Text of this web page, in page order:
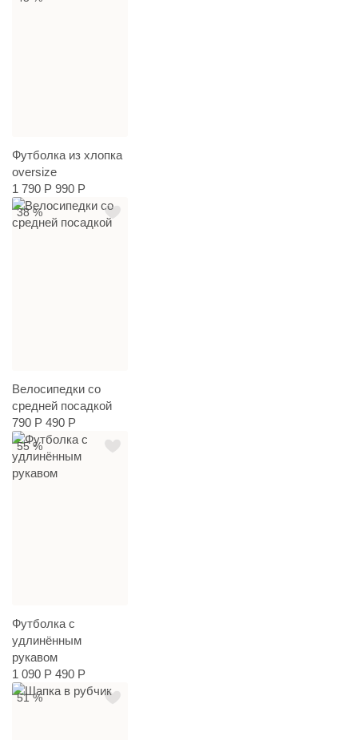
Футболка из хлопка
oversize
1 790 Р 990 Р
38 %
Велосипедки со
средней посадкой
790 Р 490 Р
55 %
Футболка с
удлинённым
рукавом
1 090 Р 490 Р
51 %